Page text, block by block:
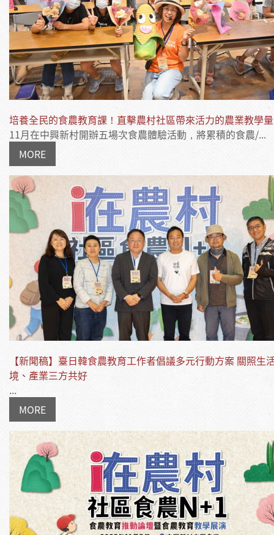
培養全民的食農教育課！直擊農村社區帶來活力的農業教學
11月在中興新村開辦五場次食農體驗活動，將累積的食農/...
MORE
【新聞稿】臺日韓食農教育工作者倡議多元行動方案 關照生
境、產業三方共好
...
MORE